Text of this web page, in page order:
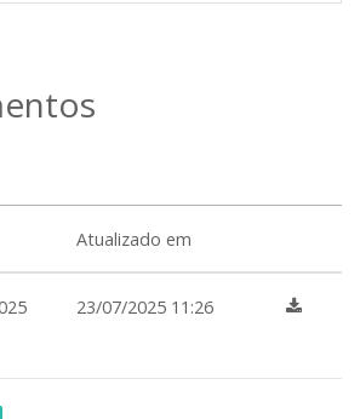
Atualizado em
23/07/2025 11:26